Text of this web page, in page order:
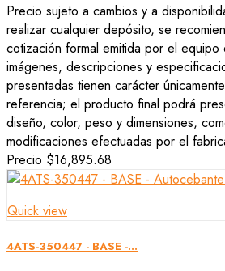
Precio sujeto a cambios y a
realizar cualquier depósito, se
cotización formal emitida por el equipo
imágenes, descripciones y
presentadas tienen carácter
referencia; el producto final podrá
diseño, color, peso y dimensiones,
modificaciones efectuadas por el
Precio $16,895.68
Quick view
4ATS-350447 - BASE -...